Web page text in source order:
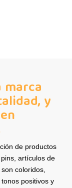
marca
y
de productos
artículos de
coloridos,
positivos y